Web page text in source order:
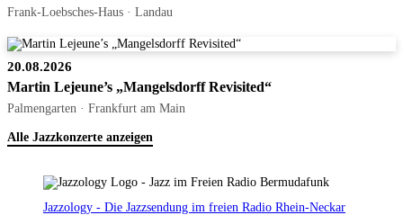
Frank-Loebsches-Haus · Landau
20.08.2026
Martin Lejeune’s „Mangelsdorff Revisited“
Palmengarten · Frankfurt am Main
Alle Jazzkonzerte anzeigen
Jazzology - Die Jazzsendung im freien Radio Rhein-Neckar